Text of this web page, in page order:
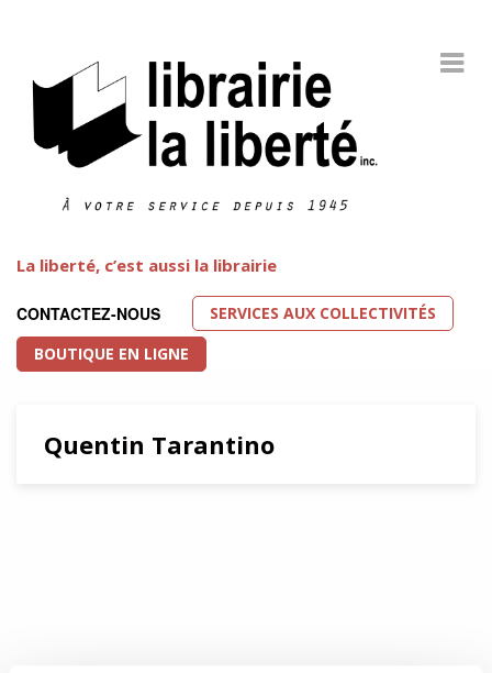
La liberté, c’est aussi la librairie
CONTACTEZ-NOUS
SERVICES AUX COLLECTIVITÉS
BOUTIQUE EN LIGNE
Quentin Tarantino